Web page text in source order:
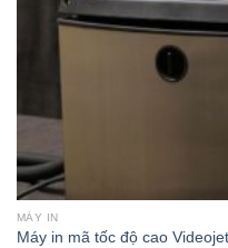
MÁY IN
Máy in mã tốc độ cao